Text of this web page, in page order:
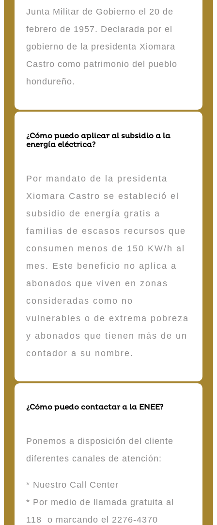
Junta Militar de Gobierno el 20 de
febrero de 1957. Declarada por el
gobierno de la presidenta Xiomara
Castro como patrimonio del pueblo
hondureño.
¿Cómo puedo aplicar al subsidio a la
energía eléctrica?
Por mandato de la presidenta
Xiomara Castro se estableció el
subsidio de energía gratis a
familias de escasos recursos que
consumen menos de 150 KW/h al
mes. Este beneficio no aplica a
abonados que viven en zonas
consideradas como no
vulnerables o de extrema pobreza
y abonados que tienen más de un
contador a su nombre.
¿Cómo puedo contactar a la ENEE?
Ponemos a disposición del cliente
diferentes canales de atención:
* Nuestro Call Center
* Por medio de llamada gratuita al
118 o marcando el 2276-4370